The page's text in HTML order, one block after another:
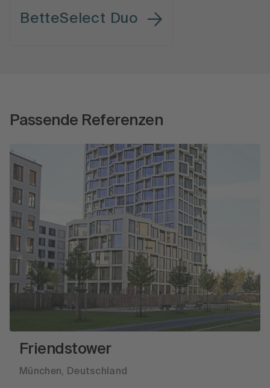
BetteSelect Duo
Passende Referenzen
Friendstower
München, Deutschland